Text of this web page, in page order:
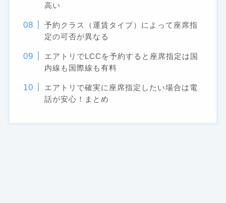
高い
予約クラス（運賃タイプ）によって座席指
定の可否が異なる
エアトリでLCCを予約すると座席指定は国
内線も国際線も有料
エアトリで確実に座席指定したい場合は電
話が安心！まとめ